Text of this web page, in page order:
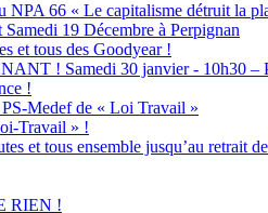
66 « Le capitalisme détruit la
19 Décembre à Perpignan
et tous des Goodyear !
! Samedi 30 janvier - 10h30 –
!
PS-Medef de « Loi Travail »
Travail » !
et tous ensemble jusqu’au retrait
RIEN !